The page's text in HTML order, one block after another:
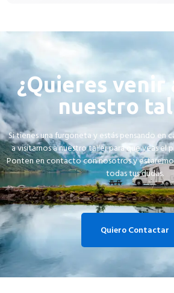
¿Quieres venir
nuestro
Si tienes una furgoneta y estás pensando en
a visitarnos a nuestro taller para que veas el
Ponten en contacto con nosotros y
todas tus dudas.
Quiero Contactar